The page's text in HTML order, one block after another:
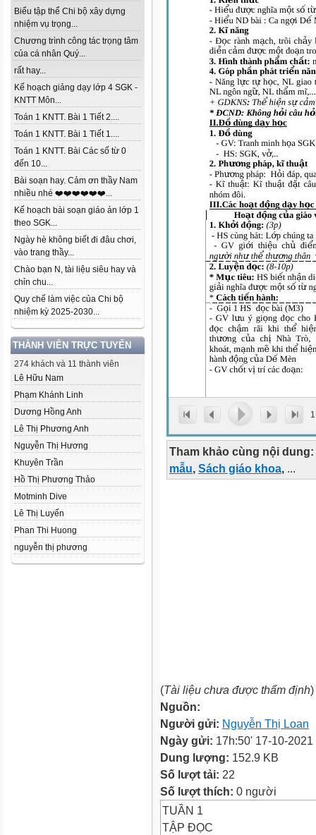
Biểu tập thể Chi bộ xây dựng
nhiệm vụ trọng...
Chương trình công tác trọng tâm
của cá nhân Quý...
rất hay...
Kế hoạch giảng dạy lớp 4 SGK -
KNTT Môn...
Toán 1 KNTT. Bài 1 Tiết 2....
Toán 1 KNTT. Bài 1 Tiết 1....
Toán 1 KNTT. Bài Các số từ 0
đến 10...
Bài soạn hay. Cảm ơn thầy Nam
nhiều nhé ❤️❤️❤️❤️❤️❤️...
Kế hoạch bài soạn giáo án lớp 1
theo SGK...
Ngày hè không biết đi đâu chơi,
vào trang thầy...
Chào bạn N, tài liệu siêu hay và
chỉn chu...
Quy chế làm việc của Chi bộ
nhiệm kỳ 2025-2030...
THÀNH VIÊN TRỰC TUYẾN
274 khách và 11 thành viên
Lê Hữu Nam
Phạm Khánh Linh
Dương Hồng Anh
Lê Thị Phương Anh
Nguyễn Thị Hương
Khuyên Trần
Hồ Thị Phương Thảo
Motminh Dive
Lê Thị Luyến
Phan Thi Huong
nguyễn thị phương
1
Tham khảo cùng nội dung:
mẫu, Sách giáo khoa, ...
(Tài liệu chưa được thẩm định)
Nguồn:
Người gửi: Nguyễn Thị Loan
Ngày gửi: 17h:50' 17-10-2021
Dung lượng: 152.9 KB
Số lượt tải: 22
Số lượt thích: 0 người
TUẦN 1
TẬP ĐỌC